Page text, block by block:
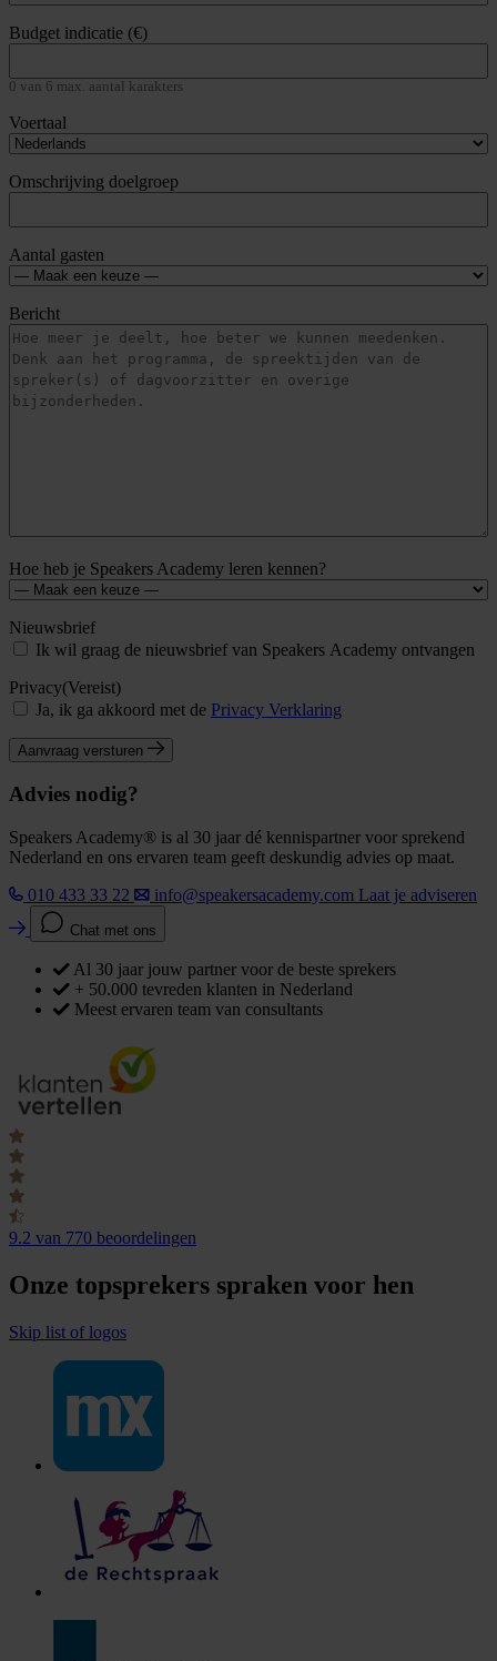
Budget indicatie (€)
0 van 6 max. aantal karakters
Voertaal
Omschrijving doelgroep
Aantal gasten
Bericht
Hoe heb je Speakers Academy leren kennen?
Nieuwsbrief
Ik wil graag de nieuwsbrief van Speakers Academy ontvangen
Privacy(Vereist)
Ja, ik ga akkoord met de Privacy Verklaring
Aanvraag versturen
Advies nodig?
Speakers Academy® is al 30 jaar dé kennispartner voor sprekend
Nederland en ons ervaren team geeft deskundig advies op maat.
010 433 33 22
info@speakersacademy.com Laat je adviseren
Chat met ons
Al 30 jaar jouw partner voor de beste sprekers
+ 50.000 tevreden klanten in Nederland
Meest ervaren team van consultants
9.2 van 770 beoordelingen
Onze topsprekers spraken voor hen
Skip list of logos